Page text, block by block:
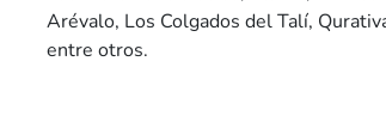
Arévalo, Los Colgados del Talí,
entre otros.